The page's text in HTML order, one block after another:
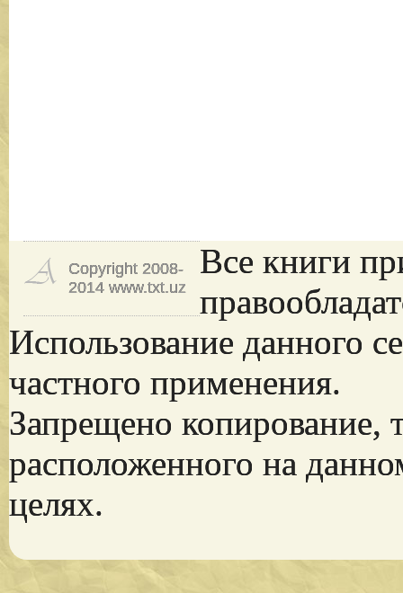
Copyright 2008-
2014 www.txt.uz
Все книги
Использование данного
частного применения.
Запрещено копирование,
расположенного на
целях.